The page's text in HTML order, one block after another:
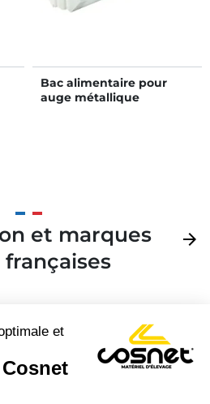
et
Bac alimentaire pour
auge métallique
et marques
françaises
arrow_forward